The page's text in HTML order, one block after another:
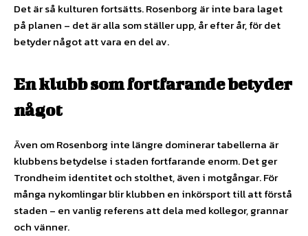
Det är så kulturen fortsätts. Rosenborg är inte bara laget
på planen – det är alla som ställer upp, år efter år, för det
betyder något att vara en del av.
En klubb som fortfarande betyder
något
Även om Rosenborg inte längre dominerar tabellerna är
klubbens betydelse i staden fortfarande enorm. Det ger
Trondheim identitet och stolthet, även i motgångar. För
många nykomlingar blir klubben en inkörsport till att förstå
staden – en vanlig referens att dela med kollegor, grannar
och vänner.